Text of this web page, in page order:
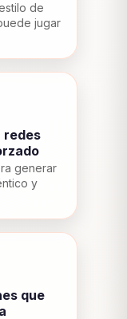
de
jugar
redes
generar
y
que